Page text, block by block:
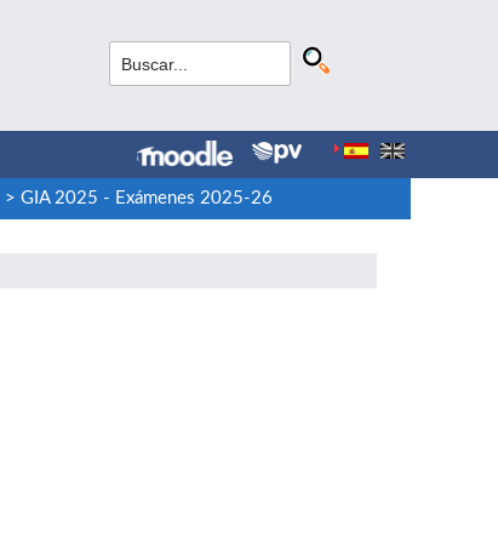
> GIA 2025 - Exámenes 2025-26